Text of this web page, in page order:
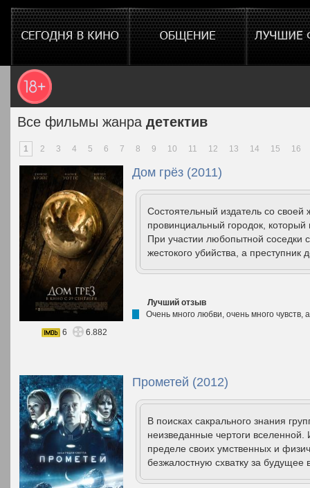
Все фильмы жанра детектив
1 2 3 4 5 6 7 8 9 10 11 12 13 14 15 16
Дом грёз (2011)
Состоятельный издатель со
провинциальный городок,
При участии любопытной соседки
жестокого убийства, а преступник
Лучший отзыв
Очень много любви, очень много чувств,
6
6.882
Прометей (2012)
В поисках сакрального знания
неизведанные чертоги
пределе своих умственных и
безжалостную схватку за будущее